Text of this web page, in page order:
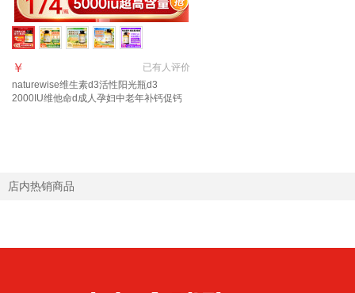
已有人评价
￥
naturewise维生素d3活性阳光瓶d3
2000IU维他命d成人孕妇中老年补钙促钙
店内热销商品